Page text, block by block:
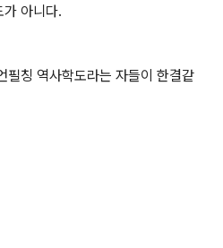
가 아니다.
필칭 역사학도라는 자들이 한결같